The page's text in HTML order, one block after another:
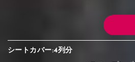
シートカバー:4列分